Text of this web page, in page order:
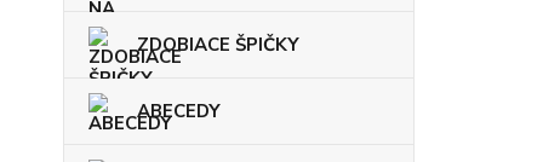
ZDOBIACE ŠPIČKY
ABECEDY